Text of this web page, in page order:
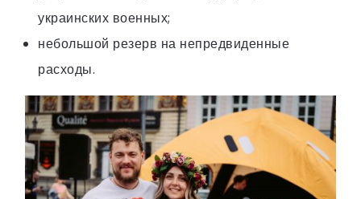
украинских военных;
небольшой резерв на непредвиденные
расходы.